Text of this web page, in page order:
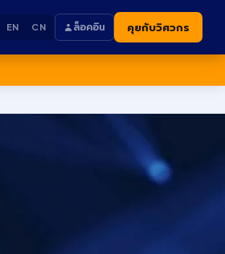
EN CN ล็อคอิน คุยกับวิศวกร